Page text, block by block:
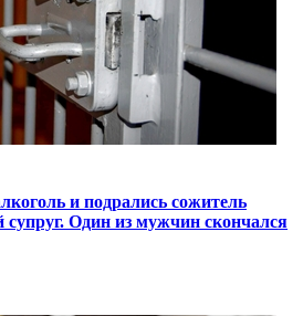
и подрались сожитель
Один из мужчин скончался